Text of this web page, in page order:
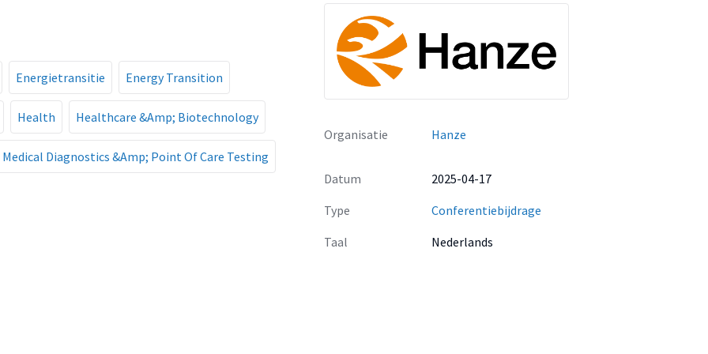
Energietransitie Energy Transition
Health Healthcare &Amp; Biotechnology
Medical Diagnostics &Amp; Point Of Care Testing
Organisatie Hanze
Datum
2025-04-17
Type
Conferentiebijdrage
Taal
Nederlands